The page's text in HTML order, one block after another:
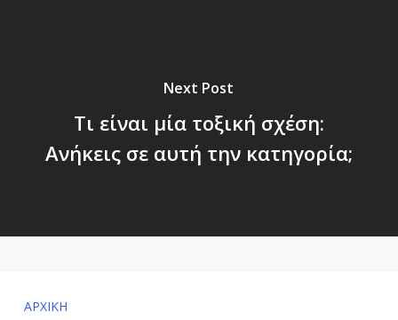
Next Post
Τι είναι μία τοξική σχέση:
Ανήκεις σε αυτή την κατηγορία;
ΑΡΧΙΚΗ